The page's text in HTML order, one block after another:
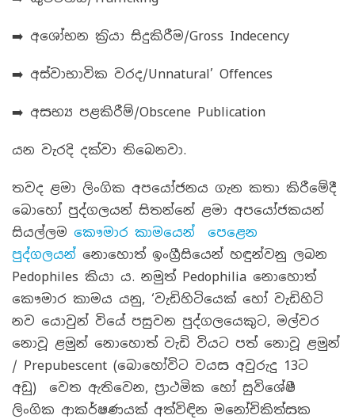
➡️ අශෝභන ක‍්‍රියා සිදුකිරීම/Gross Indecency
➡️ අස්වාභාවික වරද/Unnatural’ Offences
➡️ අසභ්‍ය පළකිරීම්/Obscene Publication
යන වැරදි දක්වා තිබෙනවා.
තවද ළමා ලිංගික අපයෝජනය ගැන කතා කිරීමේදී
බොහෝ පුද්ගලයන් සිතන්නේ ළමා අපයෝජකයන්
සියල්ලම කෞමාර කාමයෙන් පෙළෙන
පුද්ගලයන් නොහොත් ඉංග්‍රීසියෙන් හඳුන්වනු ලබන
Pedophiles කියා ය. නමුත් Pedophilia නොහොත්
කෞමාර කාමය යනු, ‘වැඩිහිටියෙක් හෝ වැඩිහිටි
නව යොවුන් වියේ පසුවන පුද්ගලයෙකුට, මල්වර
නොවූ ළමුන් නොහොත් වැඩි වියට පත් නොවූ ළමුන්
/ Prepubescent (බොහෝවිට වයස අවුරුදු 13ට
අඩු) වෙත ඇතිවෙන, ප්‍රාථමික හෝ සුවිශේෂී
ලිංගික ආකර්ෂණයක් අත්විඳින මනෝචිකිත්සක